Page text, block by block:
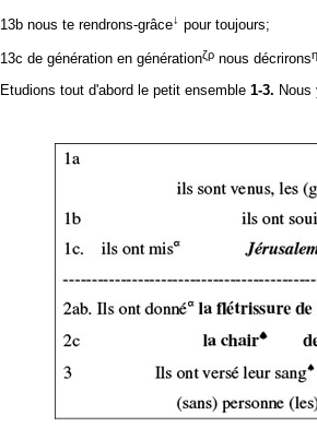
13b nous te rendrons-grâce↓ pour toujours;
13c de génération en générationζρ nous décrirons
Etudions tout d'abord le petit ensemble 1-3. Nous